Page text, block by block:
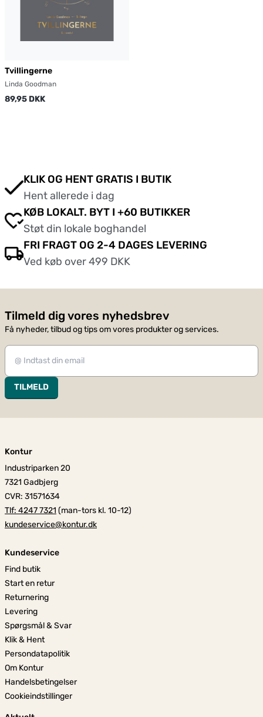
Tvillingerne
Linda Goodman
89,95 DKK
KLIK OG HENT GRATIS I BUTIK
Hent allerede i dag
KØB LOKALT. BYT I +60 BUTIKKER
Støt din lokale boghandel
FRI FRAGT OG 2-4 DAGES LEVERING
Ved køb over 499 DKK
Tilmeld dig vores nyhedsbrev
Få nyheder, tilbud og tips om vores produkter og services.
TILMELD
Kontur
Industriparken 20
7321 Gadbjerg
CVR: 31571634
Tlf: 4247 7321 (man-tors kl. 10-12)
kundeservice@kontur.dk
Kundeservice
Find butik
Start en retur
Returnering
Levering
Spørgsmål & Svar
Klik & Hent
Persondatapolitik
Om Kontur
Handelsbetingelser
Cookieindstillinger